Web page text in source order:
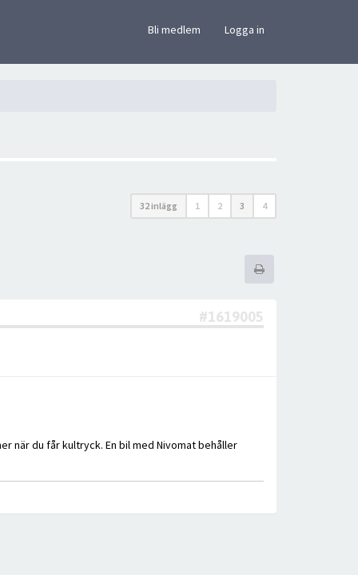
Bli medlem Logga in
32 inlägg 1 2 3 4
#1619005
när du får kultryck. En bil med Nivomat behåller